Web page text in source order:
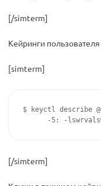
[/simterm]
Кейринги
[simterm]
$ keyctl describe
-5: -
[/simterm]